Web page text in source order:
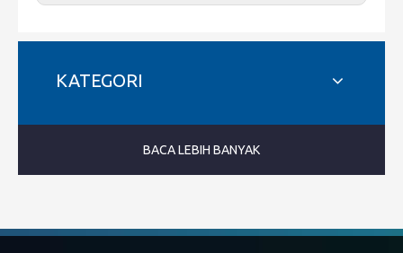
KATEGORI
BACA LEBIH BANYAK